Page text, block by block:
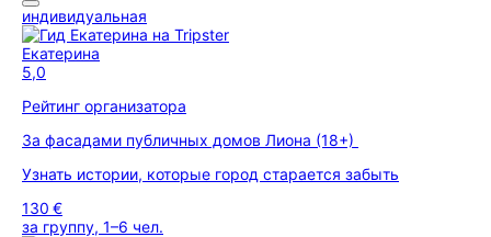
индивидуальная
Екатерина
5,0
Рейтинг организатора
За фасадами публичных домов Лиона (18+)
Узнать истории, которые город старается забыть
130 €
за группу, 1–6 чел.